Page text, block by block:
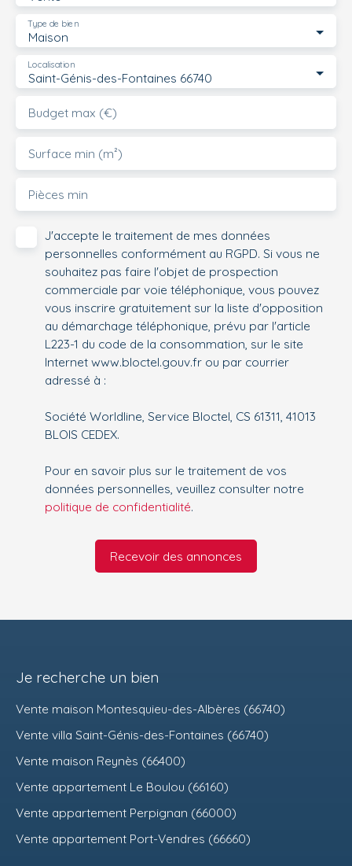
Maison
Type de bien
Saint-Génis-des-Fontaines 66740
Localisation
Budget max (€)
Surface min (m²)
Pièces min
J'accepte le traitement de mes données
personnelles conformément au RGPD. Si vous ne
souhaitez pas faire l'objet de prospection
commerciale par voie téléphonique, vous pouvez
vous inscrire gratuitement sur la liste d'opposition
au démarchage téléphonique, prévu par l'article
L223-1 du code de la consommation, sur le site
Internet www.bloctel.gouv.fr ou par courrier
adressé à :
Société Worldline, Service Bloctel, CS 61311, 41013
BLOIS CEDEX.
Pour en savoir plus sur le traitement de vos
données personnelles, veuillez consulter notre
politique de confidentialité.
Recevoir des annonces
Je recherche un bien
Vente maison Montesquieu-des-Albères (66740)
Vente villa Saint-Génis-des-Fontaines (66740)
Vente maison Reynès (66400)
Vente appartement Le Boulou (66160)
Vente appartement Perpignan (66000)
Vente appartement Port-Vendres (66660)